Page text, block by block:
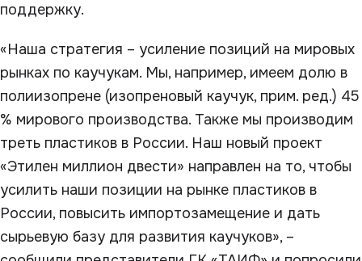
поддержку.
«Наша стратегия – усиление позиций на мировых
рынках по каучукам. Мы, например, имеем долю в
полиизопрене (изопреновый каучук, прим. ред.) 45
% мирового производства. Также мы производим
треть пластиков в России. Наш новый проект
«Этилен миллион двести» направлен на то, чтобы
усилить наши позиции на рынке пластиков в
России, повысить импортозамещение и дать
сырьевую базу для развития каучуков», –